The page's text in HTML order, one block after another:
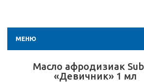
МЕНЮ
Масло афродизиак
«Девичник» 1 мл